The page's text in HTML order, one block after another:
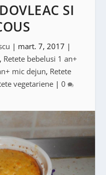
SI
| mart. 7, 2017 |
, Retete bebelusi 1 an+
mic dejun, Retete
vegetariene | 0